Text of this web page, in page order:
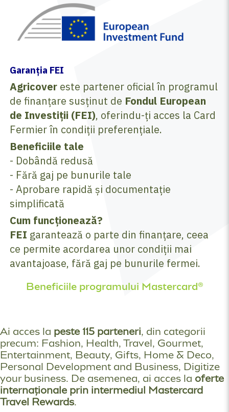
Garanția FEI
Agricover este partener oficial în programul
de finanțare susținut de Fondul European
de Investiții (FEI), oferindu-ți acces la Card
Fermier în condiții preferențiale.
Beneficiile tale
- Dobândă redusă
- Fără gaj pe bunurile tale
- Aprobare rapidă și documentație
simplificată
Cum funcționează?
FEI garantează o parte din finanțare, ceea
ce permite acordarea unor condiții mai
avantajoase, fără gaj pe bunurile fermei.
Beneficiile programului Mastercard®
Ai acces la peste 115 parteneri, din categorii
precum: Fashion, Health, Travel, Gourmet,
Entertainment, Beauty, Gifts, Home & Deco,
Personal Development and Business, Digitize
your business. De asemenea, ai acces la oferte
internaționale prin intermediul Mastercard
Travel Rewards.